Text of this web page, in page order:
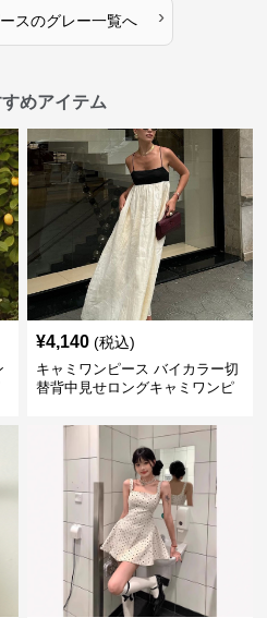
スのグレー一覧へ ›
めアイテム
¥4,140 (税込)
キャミワンピース バイカラー切
替背中見せロングキャミワンピ